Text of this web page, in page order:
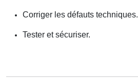
Corriger les défauts techniques.
Tester et sécuriser.